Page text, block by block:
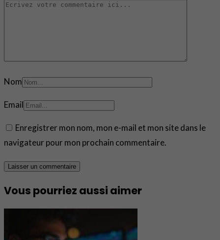
Nom
Email
Enregistrer mon nom, mon e-mail et mon site dans le
navigateur pour mon prochain commentaire.
Vous pourriez aussi aimer